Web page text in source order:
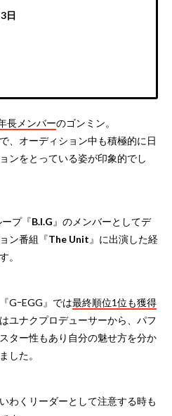
日
長メンバーのゴンミン。
、オーディション中も積極的に日
ンをとっている姿が印象的でし
プ『B.I.G 』のメンバーとしてデ
ン番組『The Unit 』に出演した経
。
GｰEGG』では最終順位1位も獲得
ユナクプロデューサーから、パフ
ター性もあり自分の魅せ方を分か
した。
わくリーダーとして注意する時も